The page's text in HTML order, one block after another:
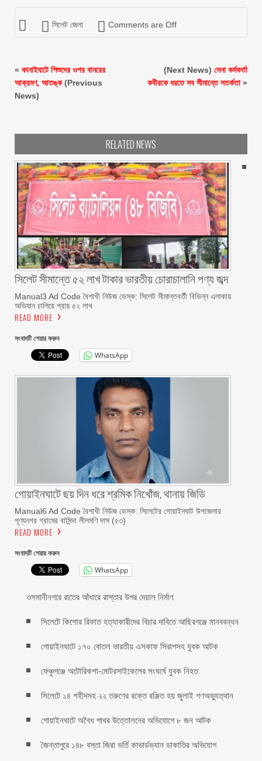
সিলেট জেলা Comments are Off
« কানাইঘাটে শিশুদের ওপর বানরের
আক্রমণ, আতঙ্ক(Previous
News)
(Next News) সেনা কর্মকর্তা
কবীরকে ধরতে সব সীমান্তে সতর্কতা»
RELATED NEWS
সিলেট সীমান্তে ৫২ লাখ টাকার ভারতীয় চোরাচালানি পণ্য জব্দ
Manual3 Ad Code বৈশাখী নিউজ ডেস্ক: সিলেট সীমান্তবর্তী বিভিন্ন এলাকায়
অভিযান চালিয়ে প্রায় ৫২ লাখ
READ MORE
সংবাদটি শেয়ার করুন
WhatsApp
গোয়াইনঘাটে ছয় দিন ধরে শ্রমিক নিখোঁজ, থানায় জিডি
Manual6 Ad Code বৈশাখী নিউজ ডেস্ক: সিলেটের গোয়াইনঘাট উপজেলার
পূণ্যনগর গ্রামের বাসিন্দা লীলমণি দাস (৫৩)
READ MORE
সংবাদটি শেয়ার করুন
WhatsApp
ওসমানীনগরে রাতের আঁধারে রাস্তার উপর দেয়াল নির্মাণ
সিলেটে কিশোর রিফাত হত্যাকারীদের বিচার দাবিতে আছিরগঞ্জে মানববন্ধন
গোয়াইনঘাটে ১৭০ বোতল ভারতীয় এসকাফ সিরাপসহ যুবক আটক
ফেঞ্চুগঞ্জে অটোরিকশা-মোটরসাইকেলের সংঘর্ষে যুবক নিহত
সিলেটে ১৪ শহীদসহ ২২ তরুণের রক্তে রঞ্জিত হয় জুলাই গণঅভ্যুত্থান
গোয়াইনঘাটে অবৈধ পাথর উত্তোলনের অভিযোগে ৮ জন আটক
জৈন্তাপুরে ১৪৮ বস্তা জিরা ভর্তি কাভার্ডভ্যান ডাকাতির অভিযোগ